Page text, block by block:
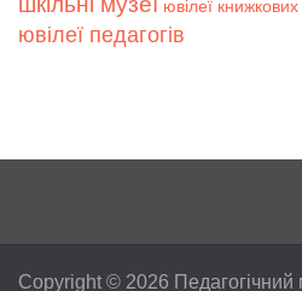
ювілеї
ювілеї педагогів
Copyright © 2026 Педагогічний